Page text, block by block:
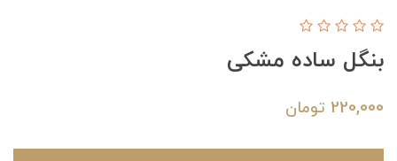
بنگل ساده مشکی
220,000 تومان